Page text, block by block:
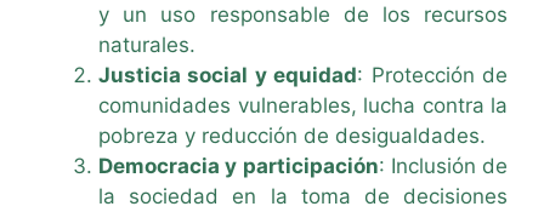
y un uso responsable de los recursos
naturales.
Justicia social y equidad: Protección de
comunidades vulnerables, lucha contra la
pobreza y reducción de desigualdades.
Democracia y participación: Inclusión de
la sociedad en la toma de decisiones